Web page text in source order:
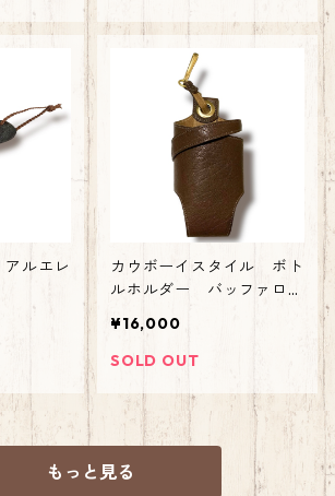
ルエレ
カウボーイスタイル ボト
ルホルダー バッファロー
¥16,000
SOLD OUT
もっと見る